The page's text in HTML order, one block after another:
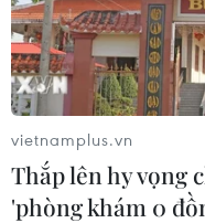
vietnamplus.vn
Thắp lên hy vọng
'phòng khám 0